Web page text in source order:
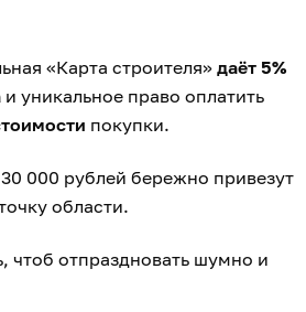
«Карта строителя» даёт 5%
и уникальное право оплатить
покупки.
30 000 рублей бережно привезут
области.
чтоб отпраздновать шумно и